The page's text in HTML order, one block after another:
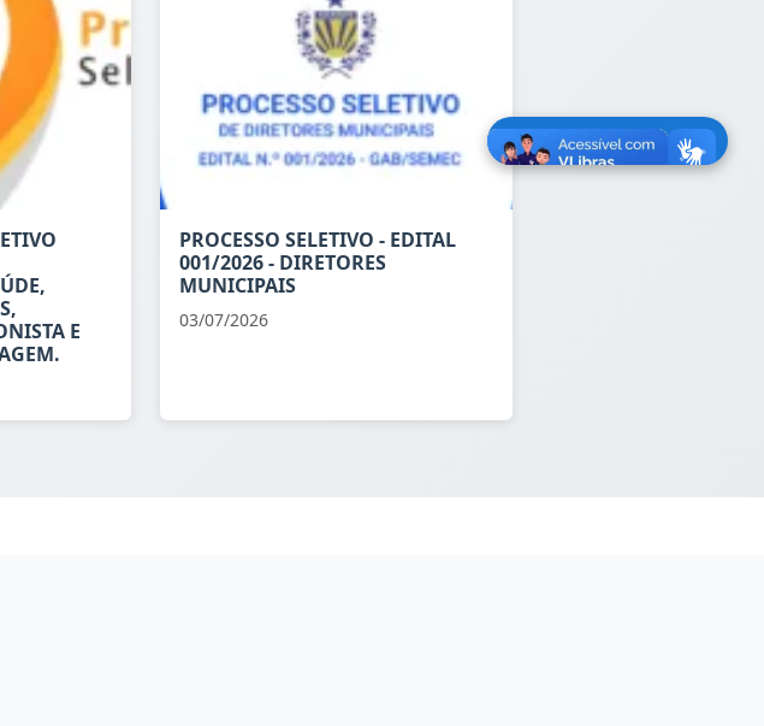
E
PROCESSO SELETIVO - EDITAL
001/2026 - DIRETORES
MUNICIPAIS
03/07/2026